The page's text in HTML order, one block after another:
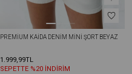
PREMIUM KAIDA DENIM MINI ŞORT BEYAZ
1.999,99TL
SEPETTE %20 İNDİRİM